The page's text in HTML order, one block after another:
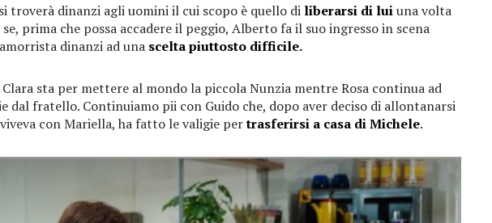
troverà dinanzi agli uomini il cui scopo è quello di liberarsi di luiuna volta
prima che possa accadere il peggio, Alberto fa il suo ingresso in scena
dinanzi ad una scelta piuttosto difficile.
sta per mettere al mondo la piccola Nunzia mentre Rosa continua ad
dal fratello. Continuiamo pii con Guido che, dopo aver deciso di allontanarsi
con Mariella, ha fatto le valigie pertrasferirsi a casa di Michele.